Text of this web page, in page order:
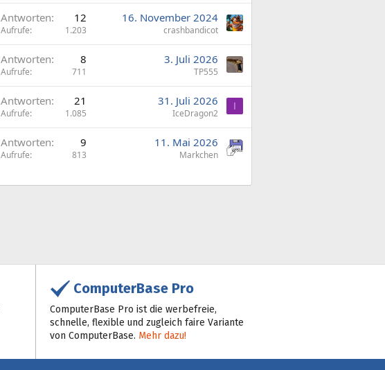
Antworten 12
Aufrufe 1.203
16. November 2024
crashbandicot
Antworten 8
Aufrufe 711
3. Juli 2026
TP555
Antworten 21
Aufrufe 1.085
31. Juli 2026
IceDragon2
I
Antworten 9
Aufrufe 813
11. Mai 2026
Markchen
ComputerBase Pro
ComputerBase Pro ist die werbefreie,
schnelle, flexible und zugleich faire Variante
von ComputerBase. Mehr dazu!